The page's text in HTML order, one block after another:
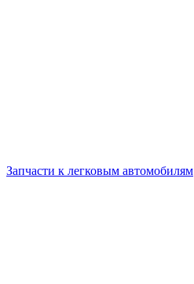
Запчасти к легковым автомобилям